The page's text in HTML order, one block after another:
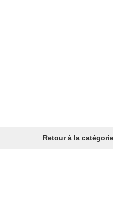
Retour à la